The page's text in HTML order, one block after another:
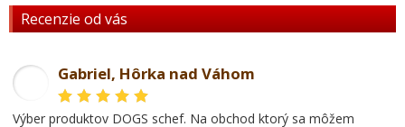
Recenzie od vás
Gabriel, Hôrka nad Váhom
Výber produktov DOGS schef. Na obchod ktorý sa môžem